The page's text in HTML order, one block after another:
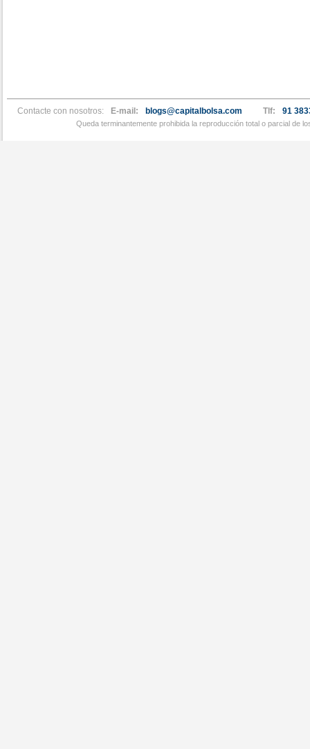
Contacte con nosotros: E-mail: blogs@capitalbolsa.com Tlf: 91
Queda terminantemente prohibida la reproducción total o parcial de